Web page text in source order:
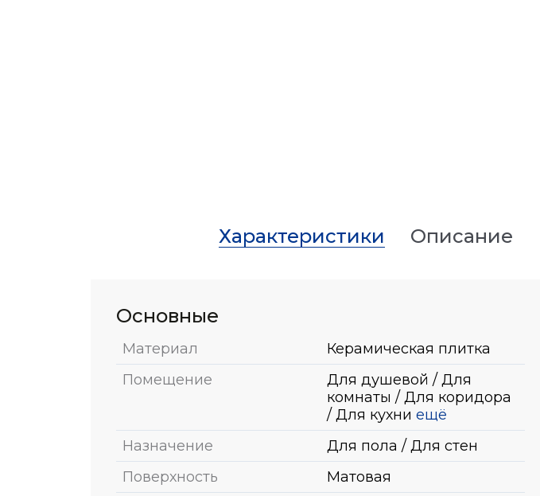
Характеристики Описание
Основные
Материал
Керамическая плитка
Помещение
Для душевой / Для
комнаты / Для коридора
/ Для кухни ещё
Назначение
Для пола / Для стен
Поверхность
Матовая